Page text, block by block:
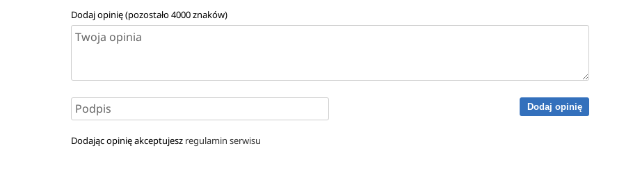
Dodaj opinię (pozostało4000znaków)
Dodając opinię akceptujesz regulamin serwisu
Dodaj opinię